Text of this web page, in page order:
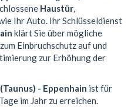
Haustür,
Ihr Auto. Ihr Schlüsseldienst
klärt Sie über mögliche
Einbruchschutz auf und
zur Erhöhung der
- Eppenhain ist für
im Jahr zu erreichen.